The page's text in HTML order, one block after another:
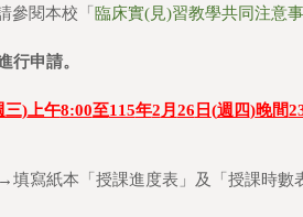
參閱本校「 臨床實(見)習教學共同注意
行申請。
三)上午8:00至115年2 月 26 日(週四)晚間
填寫紙本「授課進度表」及「授課時